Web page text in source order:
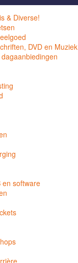
& Diverse!
DVD en Muziek
en software